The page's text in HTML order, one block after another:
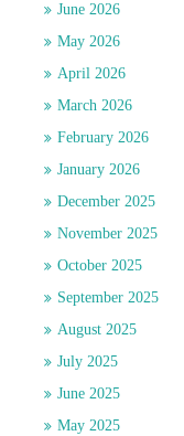
June 2026
May 2026
April 2026
March 2026
February 2026
January 2026
December 2025
November 2025
October 2025
September 2025
August 2025
July 2025
June 2025
May 2025